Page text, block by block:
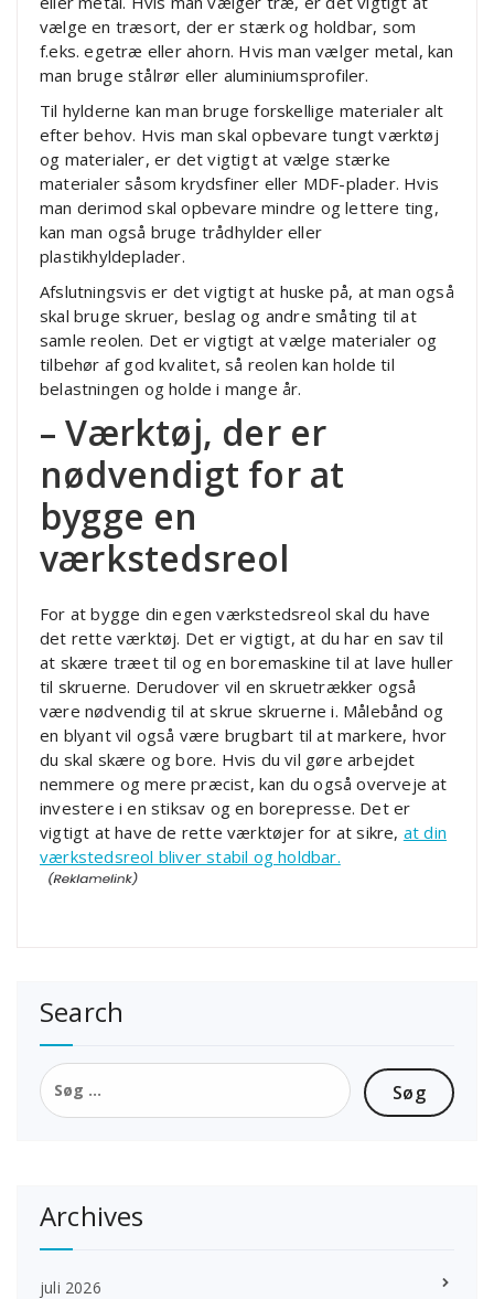
vælge en træsort, der er stærk og holdbar, som
f.eks. egetræ eller ahorn. Hvis man vælger metal, kan
man bruge stålrør eller aluminiumsprofiler.
Til hylderne kan man bruge forskellige materialer alt
efter behov. Hvis man skal opbevare tungt værktøj
og materialer, er det vigtigt at vælge stærke
materialer såsom krydsfiner eller MDF-plader. Hvis
man derimod skal opbevare mindre og lettere ting,
kan man også bruge trådhylder eller
plastikhyldeplader.
Afslutningsvis er det vigtigt at huske på, at man også
skal bruge skruer, beslag og andre småting til at
samle reolen. Det er vigtigt at vælge materialer og
tilbehør af god kvalitet, så reolen kan holde til
belastningen og holde i mange år.
– Værktøj, der er
nødvendigt for at
bygge en
værkstedsreol
For at bygge din egen værkstedsreol skal du have
det rette værktøj. Det er vigtigt, at du har en sav til
at skære træet til og en boremaskine til at lave huller
til skruerne. Derudover vil en skruetrækker også
være nødvendig til at skrue skruerne i. Målebånd og
en blyant vil også være brugbart til at markere, hvor
du skal skære og bore. Hvis du vil gøre arbejdet
nemmere og mere præcist, kan du også overveje at
investere i en stiksav og en borepresse. Det er
vigtigt at have de rette værktøjer for at sikre, at din
værkstedsreol bliver stabil og holdbar.
Search
Søg
efter:
Archives
juli 2026